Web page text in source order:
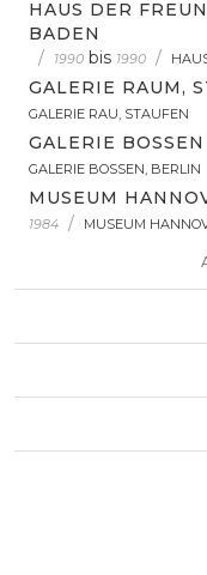
HAUS DER
BADEN
/
1990 bis 1990 /
GALERIE RAUM,
GALERIE RAU, STAUFEN
GALERIE BOSSEN
GALERIE BOSSEN, BERLIN
MUSEUM
1984 / MUSEUM